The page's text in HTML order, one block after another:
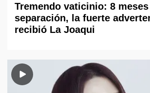
Tremendo vaticinio: 8
separación, la fuerte
recibió La Joaqui